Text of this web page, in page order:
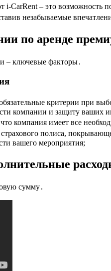
CarRent – это возможность
незабываемые
по аренде
– ключевые факторы․
критерии при
компании и защиту ваших
компания имеет все
полиса,
вашего мероприятия;
сумму․